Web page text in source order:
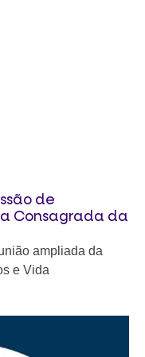
de
Consagrada da
ampliada da
e Vida